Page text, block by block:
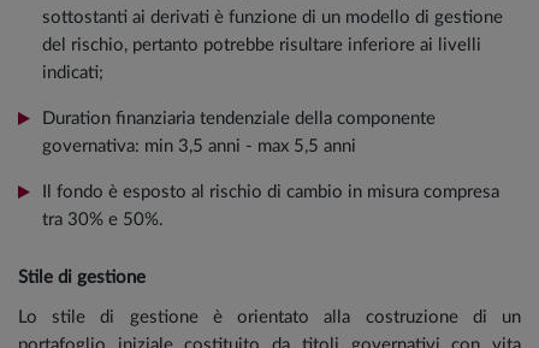
sottostanti ai derivati è funzione di un modello di gestione
del rischio, pertanto potrebbe risultare inferiore ai livelli
indicati;
Duration finanziaria tendenziale della componente
governativa: min 3,5 anni - max 5,5 anni
Il fondo è esposto al rischio di cambio in misura compresa
tra 30% e 50%.
Stile di gestione
Lo stile di gestione è orientato alla costruzione di un